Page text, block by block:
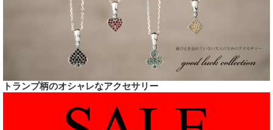
トランプ柄のオシャレなアクセサリー